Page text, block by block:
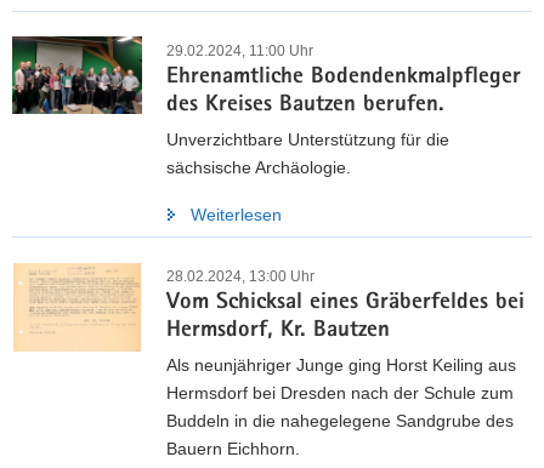
29.02.2024, 11:00 Uhr
Ehrenamtliche Bodendenkmalpfleger
des Kreises Bautzen berufen.
Unverzichtbare Unterstützung für die
sächsische Archäologie.
Weiterlesen
28.02.2024, 13:00 Uhr
Vom Schicksal eines Gräberfeldes bei
Hermsdorf, Kr. Bautzen
Als neunjähriger Junge ging Horst Keiling aus
Hermsdorf bei Dresden nach der Schule zum
Buddeln in die nahegelegene Sandgrube des
Bauern Eichhorn.